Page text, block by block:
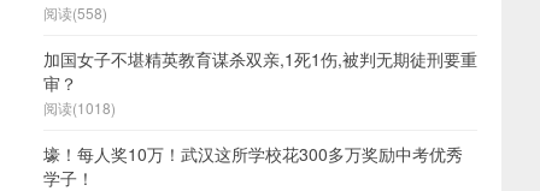
阅读(558)
加国女子不堪精英教育谋杀双亲,1死1伤,被判无期徒刑要重
审？
阅读(1018)
壕！每人奖10万！武汉这所学校花300多万奖励中考优秀
学子！